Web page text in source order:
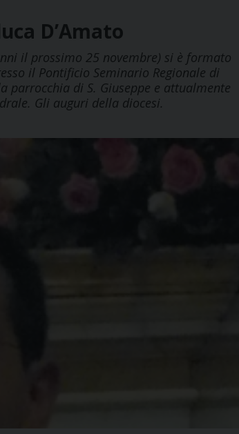
D’Amato
il prossimo 25 novembre) si è formato
il Pontificio Seminario Regionale di
parrocchia di S. Giuseppe e attualmente
Gli auguri della diocesi.